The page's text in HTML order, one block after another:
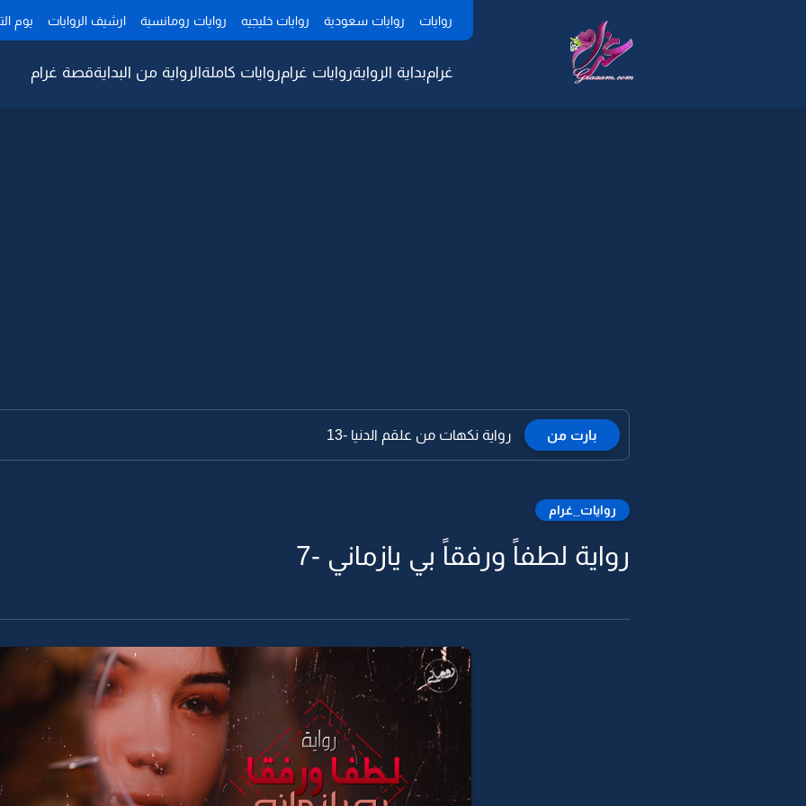
روايات روايات سعودية روايات خليجيه روايات رومانسية ارشيف الروايات يوم
غرامبداية الروايةروايات غرامروايات كاملةالرواية من البدايةقصة غرام
بارت من رواية نكهات من علقم الدنيا -12
روايات_غرام
رواية لطفاً ورفقاً بي يازماني -7